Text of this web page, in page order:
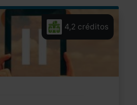
4,2 créditos